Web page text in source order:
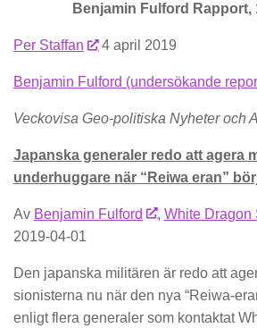
Benjamin Fulford Rapport,
Per Staffan 4 april 2019
Benjamin Fulford (undersökande
Veckovisa Geo-politiska Nyheter och
Japanska generaler redo att agera
underhuggare när “Reiwa eran”
Av Benjamin Fulford , White Dragon
2019-04-01
Den japanska militären är redo att
sionisterna nu när den nya “Reiwa-
enligt flera generaler som kontaktat